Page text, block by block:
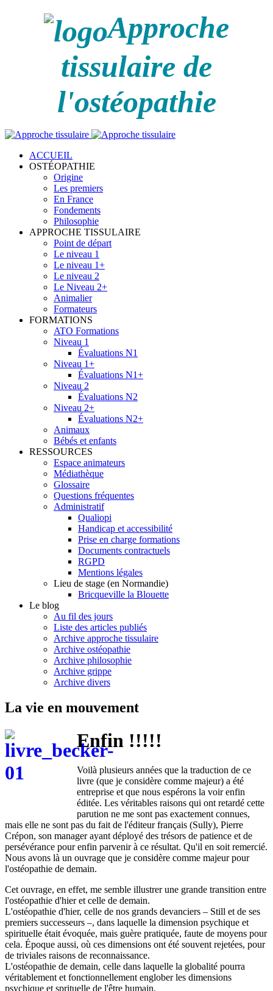
Approche
tissulaire de
l'ostéopathie
ACCUEIL
OSTÉOPATHIE
Origine
Les premiers
En France
Fondements
Philosophie
APPROCHE TISSULAIRE
Point de départ
Le niveau 1
Le niveau 1+
Le niveau 2
Le Niveau 2+
Animalier
Formateurs
FORMATIONS
ATO Formations
Niveau 1
Évaluations N1
Niveau 1+
Évaluations N1+
Niveau 2
Évaluations N2
Niveau 2+
Évaluations N2+
Animaux
Bébés et enfants
RESSOURCES
Espace animateurs
Médiathèque
Glossaire
Questions fréquentes
Administratif
Qualiopi
Handicap et accessibilité
Prise en charge formations
Documents contractuels
RGPD
Mentions légales
Lieu de stage (en Normandie)
Bricqueville la Blouette
Le blog
Au fil des jours
Liste des articles publiés
Archive approche tissulaire
Archive ostéopathie
Archive philosophie
Archive grippe
Archive divers
La vie en mouvement
Enfin !!!!!
Voilà plusieurs années que la traduction de ce
livre (que je considère comme majeur) a été
entreprise et que nous espérons la voir enfin
éditée. Les véritables raisons qui ont retardé cette
parution ne me sont pas exactement connues,
mais elle ne sont pas du fait de l'éditeur français (Sully), Pierre
Crépon, son manager ayant déployé des trésors de patience et de
persévérance pour enfin parvenir à ce résultat. Qu'il en soit remercié.
Nous avons là un ouvrage que je considère comme majeur pour
l'ostéopathie de demain.
Cet ouvrage, en effet, me semble illustrer une grande transition entre
l'ostéopathie d'hier et celle de demain.
L'ostéopathie d'hier, celle de nos grands devanciers – Still et de ses
premiers successeurs –, dans laquelle la dimension psychique et
spirituelle était évoquée, mais guère pratiquée, faute de moyens pour
cela. Époque aussi, où ces dimensions ont été souvent rejetées, pour
de triviales raisons de reconnaissance.
L'ostéopathie de demain, celle dans laquelle la globalité pourra
véritablement et fonctionnellement englober les dimensions
psychique et sprituelle de l'être humain.